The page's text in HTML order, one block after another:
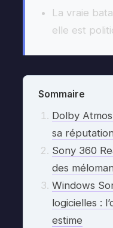
La vraie
elle est
Sommaire
Dolby
sa
Sony 360
des
Windows
logicielles :
estime